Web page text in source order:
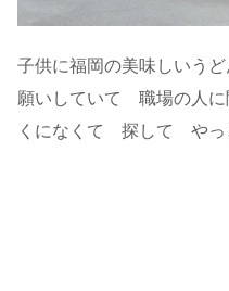
子供に福岡の美味しいう
願いしていて 職場の人に
くになくて 探して やっ